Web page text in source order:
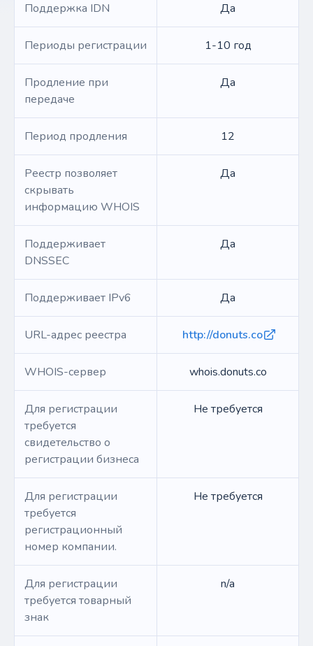
Поддержка IDN Да
Периоды регистрации 1-10 год
Продление при
передаче
Да
Период продления 12
Реестр позволяет
скрывать
информацию WHOIS
Да
Поддерживает
DNSSEC
Да
Поддерживает IPv6 Да
URL-адрес реестра http://donuts.co
WHOIS-сервер whois.donuts.co
Для регистрации
требуется
свидетельство о
регистрации бизнеса
Не требуется
Для регистрации
требуется
регистрационный
номер компании.
Не требуется
Для регистрации
требуется товарный
знак
n/a